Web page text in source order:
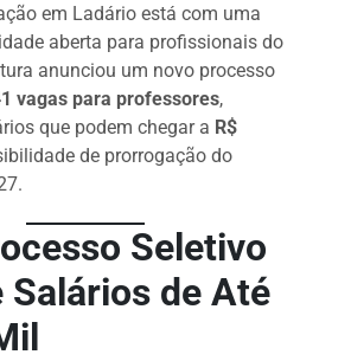
s
s
e
n
g
er
p
y
Li
n
em Ladário está com uma
aberta para profissionais do
anunciou um novo processo
vagas para professores,
que podem chegar a R$
de prorrogação do
Seletivo
Salários de Até